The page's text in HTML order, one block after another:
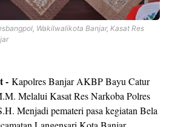
Wakilwalikota Banjar, Kasat Res
- Kapolres Banjar AKBP Bayu Catur
Melalui Kasat Res Narkoba Polres
Menjadi pemateri pasa kegiatan Bela